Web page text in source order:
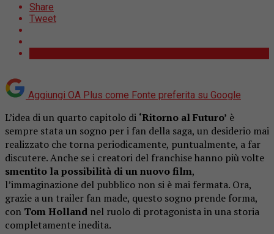
Share
Tweet
Aggiungi OA Plus come Fonte preferita su Google
L’idea di un quarto capitolo di ‘Ritorno al Futuro’ è
sempre stata un sogno per i fan della saga, un desiderio mai
realizzato che torna periodicamente, puntualmente, a far
discutere. Anche se i creatori del franchise hanno più volte
smentito la possibilità di un nuovo film,
l’immaginazione del pubblico non si è mai fermata. Ora,
grazie a un trailer fan made, questo sogno prende forma,
con Tom Holland nel ruolo di protagonista in una storia
completamente inedita.